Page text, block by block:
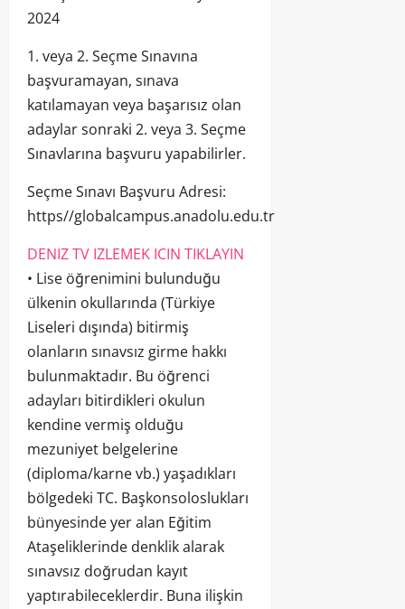
2024
1. veya 2. Seçme Sınavına
başvuramayan, sınava
katılamayan veya başarısız olan
adaylar sonraki 2. veya 3. Seçme
Sınavlarına başvuru yapabilirler.
Seçme Sınavı Başvuru Adresi:
https//globalcampus.anadolu.edu.tr
DENIZ TV IZLEMEK ICIN TIKLAYIN
• Lise öğrenimini bulunduğu
ülkenin okullarında (Türkiye
Liseleri dışında) bitirmiş
olanların sınavsız girme hakkı
bulunmaktadır. Bu öğrenci
adayları bitirdikleri okulun
kendine vermiş olduğu
mezuniyet belgelerine
(diploma/karne vb.) yaşadıkları
bölgedeki TC. Başkonsoloslukları
bünyesinde yer alan Eğitim
Ataşeliklerinde denklik alarak
sınavsız doğrudan kayıt
yaptırabileceklerdir. Buna ilişkin